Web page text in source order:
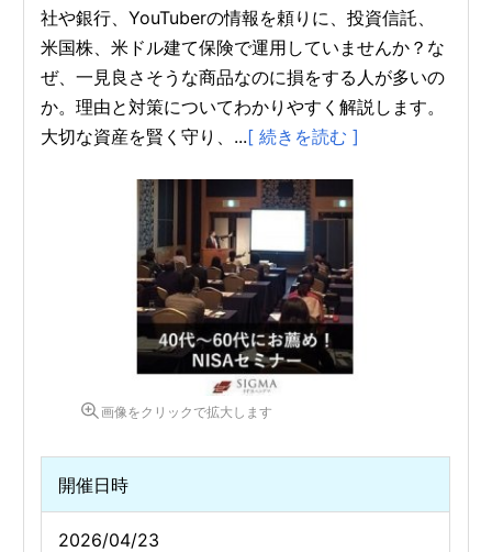
社や銀行、YouTuberの情報を頼りに、投資信託、
米国株、米ドル建て保険で運用していませんか？な
ぜ、一見良さそうな商品なのに損をする人が多いの
か。理由と対策についてわかりやすく解説します。
大切な資産を賢く守り、...[ 続きを読む ]
画像をクリックで拡大します
開催日時
2026/04/23